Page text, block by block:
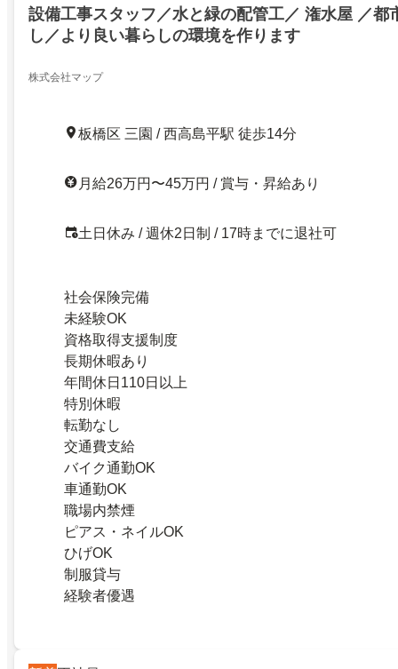
設備工事スタッフ／水と緑の配管工／ 潅水屋 ／都
し／より良い暮らしの環境を作ります
株式会社マップ
板橋区 三園 / 西高島平駅 徒歩14分
月給26万円〜45万円 / 賞与・昇給あり
土日休み / 週休2日制 / 17時までに退社可
社会保険完備
未経験OK
資格取得支援制度
長期休暇あり
年間休日110日以上
特別休暇
転勤なし
交通費支給
バイク通勤OK
車通勤OK
職場内禁煙
ピアス・ネイルOK
ひげOK
制服貸与
経験者優遇